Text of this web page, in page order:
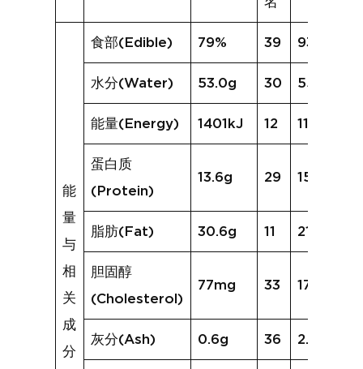
能
量
与
相
关
成
分
食部(Edible) 79% 39 93%
水分(Water) 53.0g 30 55.1g
能量(Energy) 1401kJ 12 1164kJ
蛋白质
(Protein)
13.6g 29 15.7g
脂肪(Fat) 30.6g 11 21.8g
胆固醇
(Cholesterol)
77mg 33 172mg
灰分(Ash) 0.6g 36 2.2g